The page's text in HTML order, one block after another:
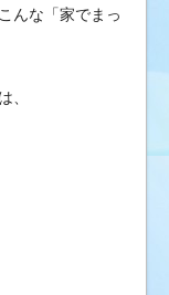
んな「家でまっ
、